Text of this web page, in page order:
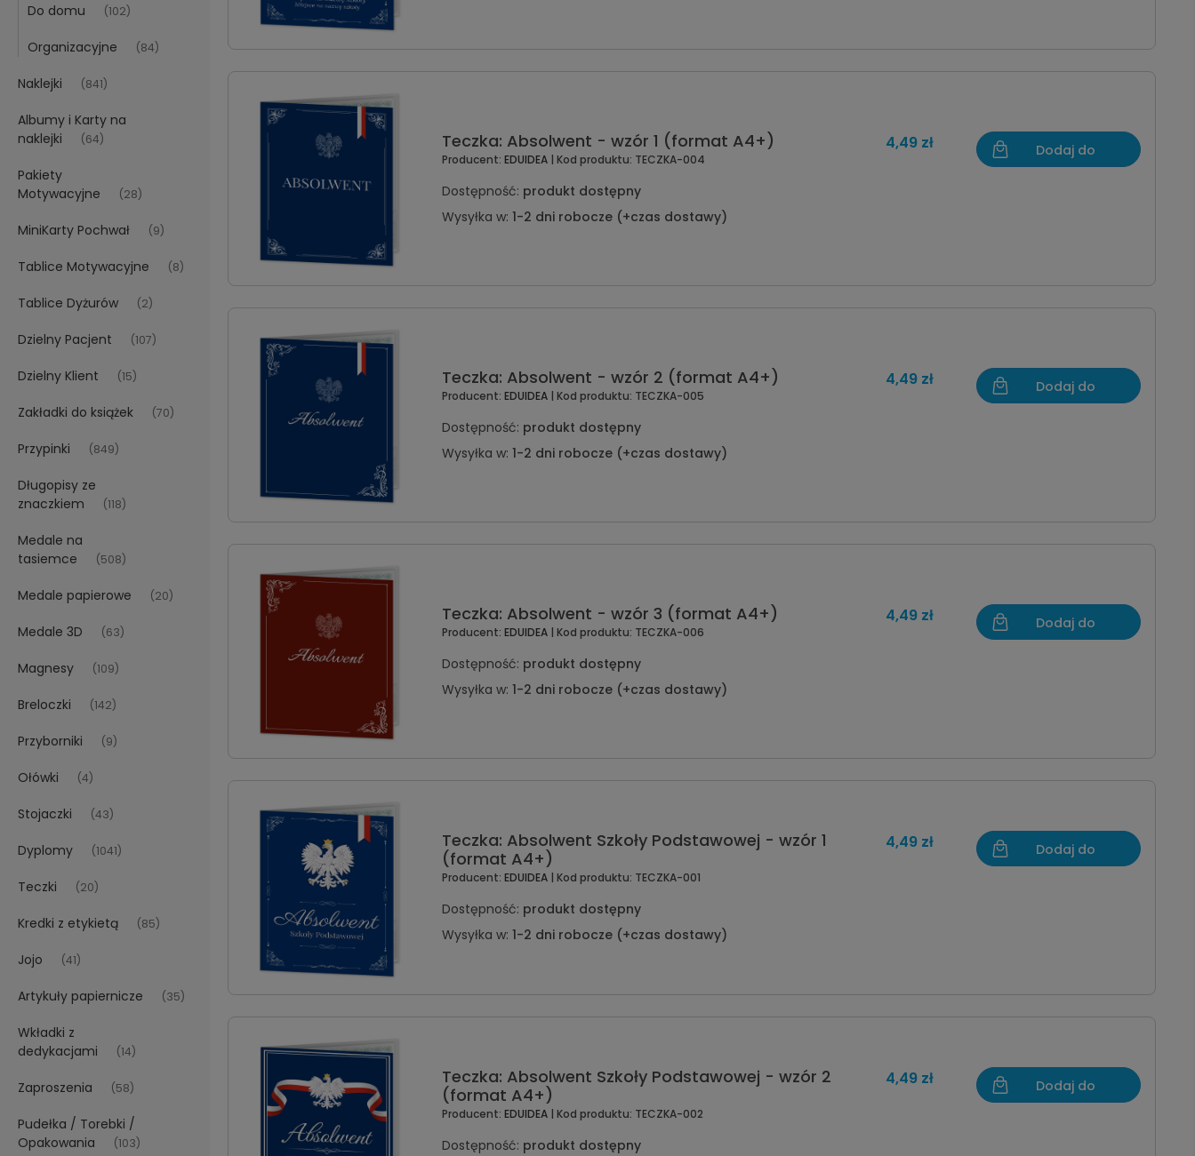
Do domu (102)
Organizacyjne (84)
Naklejki (841)
Albumy i Karty na
naklejki
(64)
Pakiety
Motywacyjne
(28)
MiniKarty Pochwał (9)
Tablice Motywacyjne (8)
Tablice Dyżurów (2)
Dzielny Pacjent (107)
Dzielny Klient (15)
Zakładki do książek (70)
Przypinki (849)
Długopisy ze
znaczkiem
(118)
Medale na
tasiemce
(508)
Medale papierowe (20)
Medale 3D (63)
Magnesy (109)
Breloczki (142)
Przyborniki (9)
Ołówki (4)
Stojaczki (43)
Dyplomy (1041)
Teczki (20)
Kredki z etykietą (85)
Jojo (41)
Artykuły papiernicze (35)
Wkładki z
dedykacjami
(14)
Zaproszenia (58)
Pudełka / Torebki /
Opakowania
(103)
Teczka: Absolwent - wzór 1 (format A4+)
Producent: EDUIDEA | Kod produktu: TECZKA-004
Dostępność: produkt dostępny
Wysyłka w: 1-2 dni robocze (+czas dostawy)
4,49 zł
Dodaj do
Teczka: Absolwent - wzór 2 (format A4+)
Producent: EDUIDEA | Kod produktu: TECZKA-005
Dostępność: produkt dostępny
Wysyłka w: 1-2 dni robocze (+czas dostawy)
4,49 zł
Dodaj do
Teczka: Absolwent - wzór 3 (format A4+)
Producent: EDUIDEA | Kod produktu: TECZKA-006
Dostępność: produkt dostępny
Wysyłka w: 1-2 dni robocze (+czas dostawy)
4,49 zł
Dodaj do
Teczka: Absolwent Szkoły Podstawowej - wzór 1
(format A4+)
Producent: EDUIDEA | Kod produktu: TECZKA-001
Dostępność: produkt dostępny
Wysyłka w: 1-2 dni robocze (+czas dostawy)
4,49 zł
Dodaj do
Teczka: Absolwent Szkoły Podstawowej - wzór 2
(format A4+)
Producent: EDUIDEA | Kod produktu: TECZKA-002
Dostępność: produkt dostępny
4,49 zł
Dodaj do